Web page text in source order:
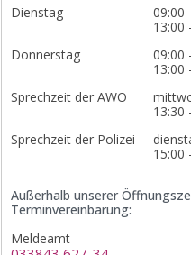
Dienstag
09:00
13:00
Donnerstag
09:00
13:00
Sprechzeit der AWO
13:30
Sprechzeit der Polizei
15:00
Außerhalb unserer
Terminvereinbarung:
Meldeamt